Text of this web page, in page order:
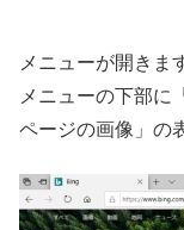
メニューが開きま
メニューの下部に
ページの画像」の